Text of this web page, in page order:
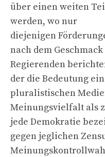
über einen weiten
werden, wo nur
diejenigen
nach dem
Regierenden
der die Bedeutung
pluralistischen
Meinungsvielfalt als
jede Demokratie
gegen jeglichen